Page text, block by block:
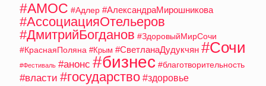
#АМОС #Адлер #АлександраМирошникова
#АссоциацияОтельеров
#ДмитрийБогданов #ЗдоровыйМирСочи
#КраснаяПоляна #Крым #СветланаДудукчян #Сочи
#Фестиваль #анонс #бизнес #благотворительность
#власти #государство #здоровье